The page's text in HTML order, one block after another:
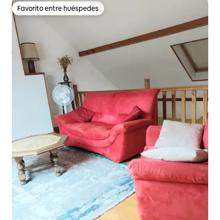
Favorito entre huéspedes
Favorito entre huéspedes